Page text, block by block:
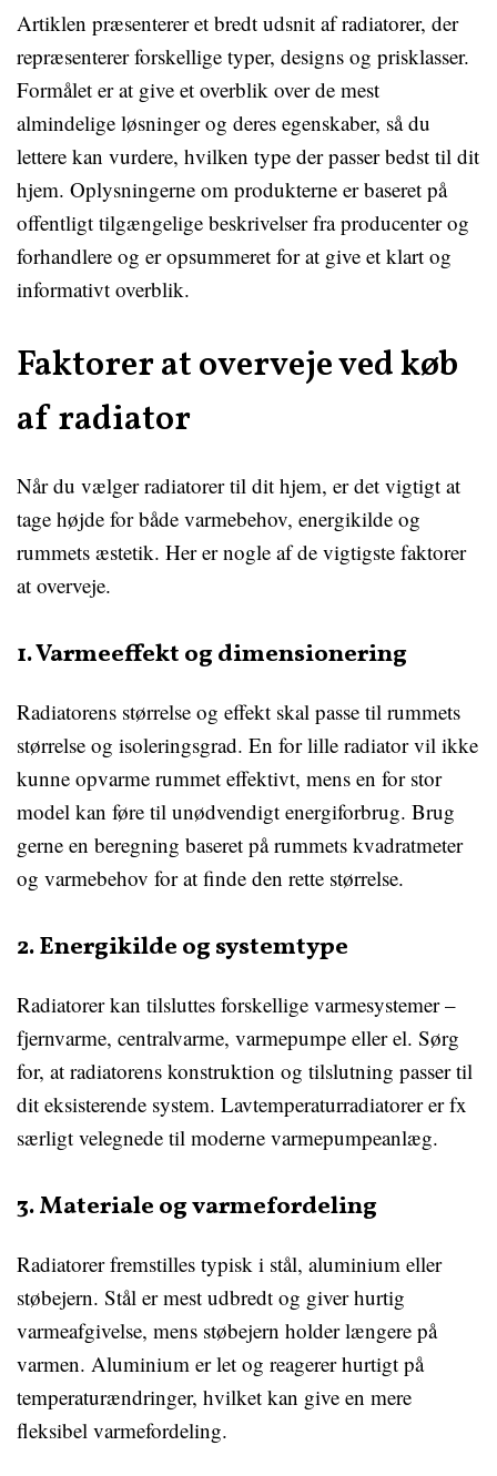
Artiklen præsenterer et bredt udsnit af radiatorer, der
repræsenterer forskellige typer, designs og prisklasser.
Formålet er at give et overblik over de mest
almindelige løsninger og deres egenskaber, så du
lettere kan vurdere, hvilken type der passer bedst til dit
hjem. Oplysningerne om produkterne er baseret på
offentligt tilgængelige beskrivelser fra producenter og
forhandlere og er opsummeret for at give et klart og
informativt overblik.
Faktorer at overveje ved køb
af radiator
Når du vælger radiatorer til dit hjem, er det vigtigt at
tage højde for både varmebehov, energikilde og
rummets æstetik. Her er nogle af de vigtigste faktorer
at overveje.
1. Varmeeffekt og dimensionering
Radiatorens størrelse og effekt skal passe til rummets
størrelse og isoleringsgrad. En for lille radiator vil ikke
kunne opvarme rummet effektivt, mens en for stor
model kan føre til unødvendigt energiforbrug. Brug
gerne en beregning baseret på rummets kvadratmeter
og varmebehov for at finde den rette størrelse.
2. Energikilde og systemtype
Radiatorer kan tilsluttes forskellige varmesystemer –
fjernvarme, centralvarme, varmepumpe eller el. Sørg
for, at radiatorens konstruktion og tilslutning passer til
dit eksisterende system. Lavtemperaturradiatorer er fx
særligt velegnede til moderne varmepumpeanlæg.
3. Materiale og varmefordeling
Radiatorer fremstilles typisk i stål, aluminium eller
støbejern. Stål er mest udbredt og giver hurtig
varmeafgivelse, mens støbejern holder længere på
varmen. Aluminium er let og reagerer hurtigt på
temperaturændringer, hvilket kan give en mere
fleksibel varmefordeling.